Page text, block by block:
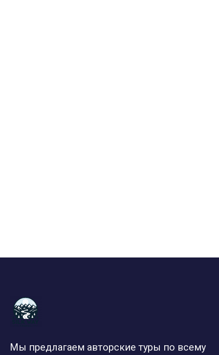
Мы предлагаем авторские туры по всему